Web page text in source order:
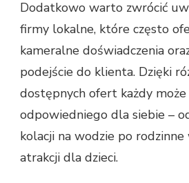
Dodatkowo warto zwrócić
firmy lokalne, które często
kameralne doświadczenia
podejście do klienta. Dzięki
dostępnych ofert każdy może
odpowiedniego dla siebie –
kolacji na wodzie po rodzinne
atrakcji dla dzieci.